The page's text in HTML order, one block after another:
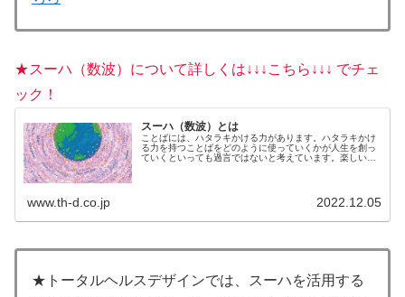
★スーハ（数波）について詳しくは↓↓↓こちら↓↓↓ でチェ
ック！
スーハ（数波）とは
ことばには、ハタラキかける力があります。ハタラキかけ
る力を持つことばをどのように使っていくかが人生を創っ
ていくといっても過言ではないと考えています。楽しいこ
www.th-d.co.jp 2022.12.05
★トータルヘルスデザインでは、スーハを活用する